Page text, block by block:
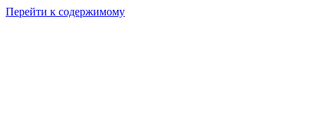
Перейти к содержимому